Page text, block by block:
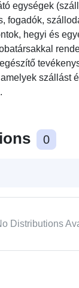
egységek
fogadók,
hegyi és
szállást
0
Distributions